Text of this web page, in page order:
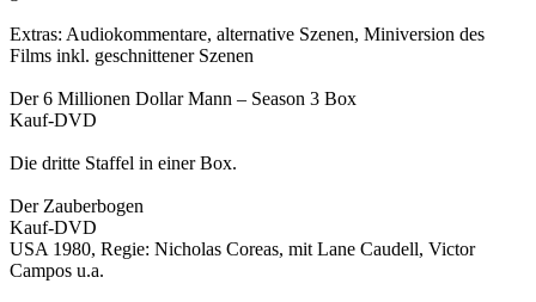
Extras: Audiokommentare, alternative Szenen, Miniversion des
Films inkl. geschnittener Szenen
Der 6 Millionen Dollar Mann – Season 3 Box
Kauf-DVD
Die dritte Staffel in einer Box.
Der Zauberbogen
Kauf-DVD
USA 1980, Regie: Nicholas Coreas, mit Lane Caudell, Victor
Campos u.a.